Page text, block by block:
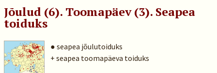
Jõulud (6). Toomapäev (3). Seapea
toiduks
● seapea jõulutoiduks
+ seapea toomapäeva toiduks